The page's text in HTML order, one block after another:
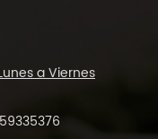
de
BSB-4020
a Viernes